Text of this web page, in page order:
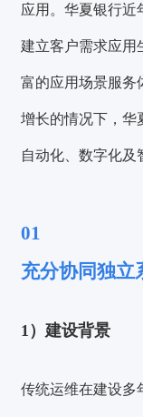
应用。华夏银行近
建立客户需求应用
富的应用场景服务
增长的情况下，华
自动化、数字化及
01
充分协同独立
1）建设背景
传统运维在建设多